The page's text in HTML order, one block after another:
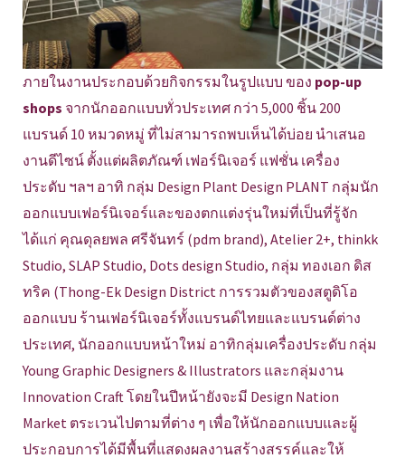
ภายในงานประกอบด้วยกิจกรรมในรูปแบบ ของ pop-up
shops จากนักออกแบบทั่วประเทศ กว่า 5,000 ชิ้น 200
แบรนด์ 10 หมวดหมู่ ที่ไม่สามารถพบเห็นได้บ่อย นำเสนอ
งานดีไซน์ ตั้งแต่ผลิตภัณฑ์ เฟอร์นิเจอร์ แฟชั่น เครื่อง
ประดับ ฯลฯ อาทิ กลุ่ม Design Plant Design PLANT กลุ่มนัก
ออกแบบเฟอร์นิเจอร์และของตกแต่งรุ่นใหม่ที่เป็นที่รู้จัก
ได้แก่ คุณดุลยพล ศรีจันทร์ (pdm brand), Atelier 2+, thinkk
Studio, SLAP Studio, Dots design Studio, กลุ่ม ทองเอก ดิส
ทริค (Thong-Ek Design District การรวมตัวของสตูดิโอ
ออกแบบ ร้านเฟอร์นิเจอร์ทั้งแบรนด์ไทยและแบรนด์ต่าง
ประเทศ, นักออกแบบหน้าใหม่ อาทิกลุ่มเครื่องประดับ กลุ่ม
Young Graphic Designers & Illustrators และกลุ่มงาน
Innovation Craft โดยในปีหน้ายังจะมี Design Nation
Market ตระเวนไปตามที่ต่าง ๆ เพื่อให้นักออกแบบและผู้
ประกอบการได้มีพื้นที่แสดงผลงานสร้างสรรค์และให้